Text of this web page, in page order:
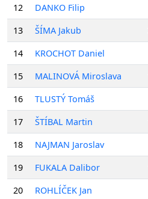
12
DANKO Filip
13
ŠÍMA Jakub
14
KROCHOT Daniel
15
MALINOVÁ Miroslava
16
TLUSTÝ Tomáš
17
ŠTÍBAL Martin
18
NAJMAN Jaroslav
19
FUKALA Dalibor
20
ROHLÍČEK Jan